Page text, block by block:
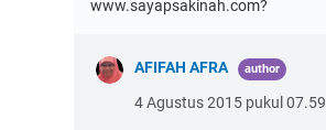
www.sayapsakinah.com?
AFIFAH AFRA
4 Agustus 2015 pukul 07.59